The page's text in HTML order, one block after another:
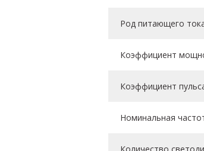
Род питающего
Коэффициент
Коэффициент
Номинальная